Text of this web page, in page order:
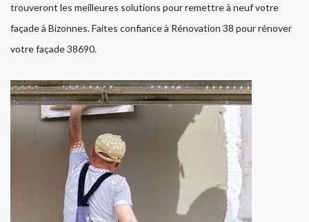
trouveront les meilleures solutions pour remettre à neuf votre
façade à Bizonnes. Faites confiance à Rénovation 38 pour rénover
votre façade 38690.